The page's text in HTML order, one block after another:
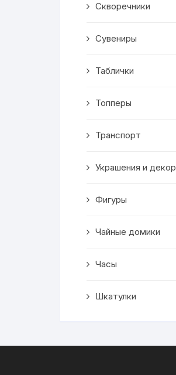
Рисунки
Чай
Скворечники
Сувениры
Таблички
Топперы
Транспорт
Украшения и декор
Фигуры
Чайные домики
Часы
Шкатулки